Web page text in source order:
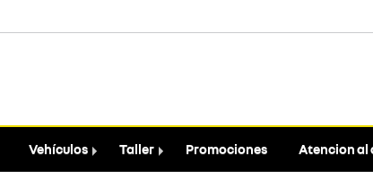
Vehículos Taller Promociones Atencion al